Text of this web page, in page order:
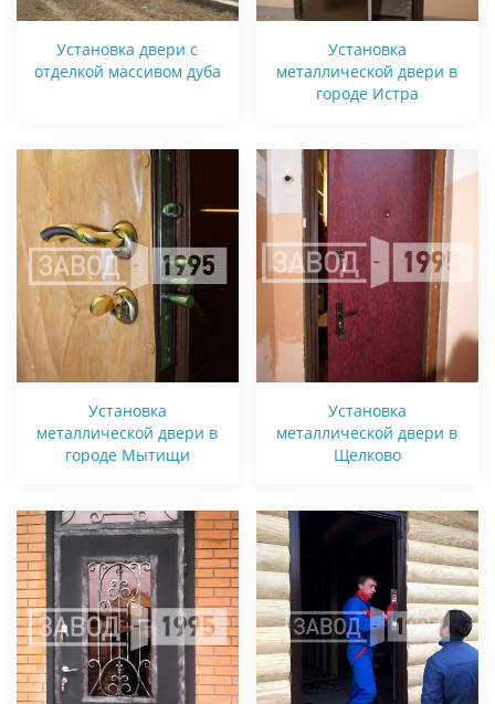
Установка двери с
отделкой массивом дуба
Установка
металлической двери в
городе Истра
Установка
металлической двери в
городе Мытищи
Установка
металлической двери в
Щелково